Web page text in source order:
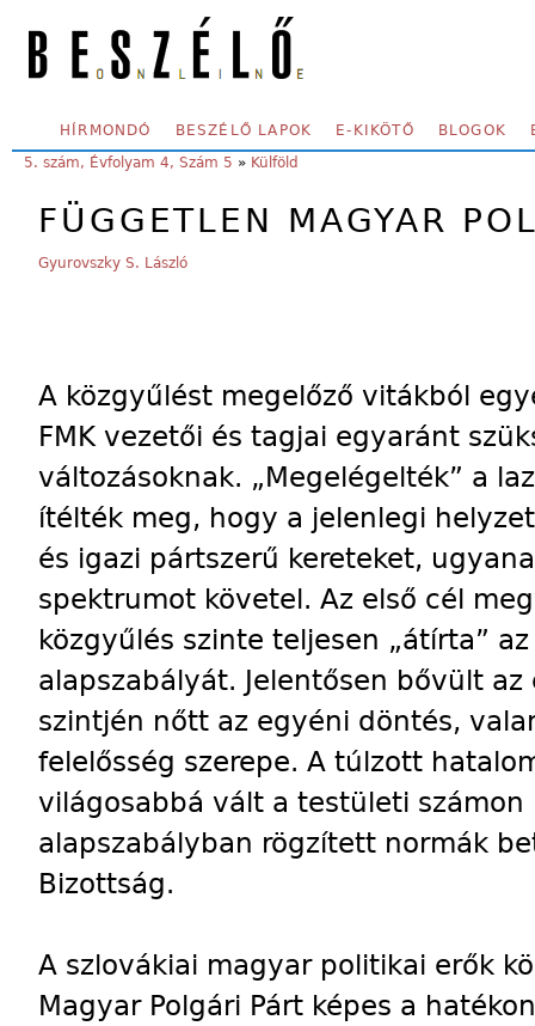
SECONDARY MENU
HÍRMONDÓ BESZÉLŐ LAPOK E-KIKÖTŐ BLOGOK
YOU ARE HERE:
5. szám, Évfolyam 4, Szám 5 » Külföld
FÜGGETLEN MAGYAR
Gyurovszky S. László
A közgyűlést megelőző vitákból
FMK vezetői és tagjai egyaránt
változásoknak. „Megelégelték” a
ítélték meg, hogy a jelenlegi
és igazi pártszerű kereteket,
spektrumot követel. Az első cél
közgyűlés szinte teljesen „átírta”
alapszabályát. Jelentősen bővült
szintjén nőtt az egyéni döntés,
felelősség szerepe. A túlzott
világosabbá vált a testületi számon
alapszabályban rögzített normák
Bizottság.
A szlovákiai magyar politikai erők
Magyar Polgári Párt képes a